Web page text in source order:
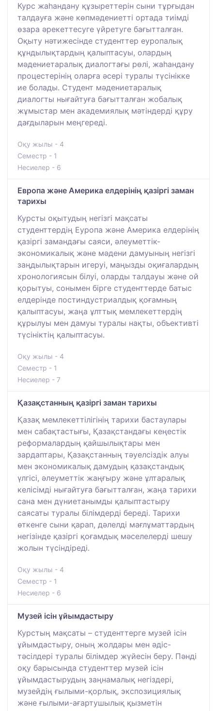
Курс жаһандану құзыреттерін сыни тұрғыдан
талдауға және көпмәдениетті ортада тиімді
өзара әрекеттесуге үйретуге бағытталған.
Оқыту нәтижесінде студенттер еуропалық
құндылықтардың қалыптасуы, олардың
мәдениетаралық диалогтағы рөлі, жаһандану
процестерінің оларға әсері туралы түсінікке
ие болады. Студент мәдениетаралық
диалогты нығайтуға бағытталған жобалық
жұмыстар мен академиялық мәтіндерді құру
дағдыларын меңгереді.
Оқу жылы - 4
Семестр - 1
Несиелер - 6
Европа және Америка елдерінің қазіргі заман
тарихы
Курсты оқытудың негізгі мақсаты
студенттердің Еуропа және Америка елдерінің
қазіргі замандағы саяси, әлеуметтік-
экономикалық және мәдени дамуының негізгі
заңдылықтарын игеруі, маңызды оқиғалардың
хронологиясын білуі, оларды талдауы және ой
қорытуы, сонымен бірге студенттерде батыс
елдерінде постиндустриалдық қоғамның
қалыптасуы, жаңа ұлттық мемлекеттердің
құрылуы мен дамуы туралы нақты, объективті
түсініктің қалыптасуы.
Оқу жылы - 4
Семестр - 1
Несиелер - 7
Қазақстанның қазіргі заман тарихы
Қазақ мемлекеттілігінің тарихи бастаулары
мен сабақтастығы, Қазақстандағы кеңестік
реформалардың қайшылықтары мен
зардаптары, Қазақстанның тәуелсіздік алуы
мен экономикалық дамудың қазақстандық
үлгісі, әлеуметтік жаңғыру және ұлтаралық
келісімді нығайтуға бағытталған, жаңа тарихи
сана мен дүниетанымды қалыптастыру
саясаты туралы білімдерді береді. Тарихи
өткенге сыни қарап, дәлелді мағлұматтардың
негізінде қазіргі қоғамдық мәселелерді шешу
жолын түсіндіреді.
Оқу жылы - 4
Семестр - 1
Несиелер - 6
Музей ісін ұйымдастыру
Курстың мақсаты – студенттерге музей ісін
ұйымдастыру, оның жолдары мен әдіс-
тәсілдері туралы білімдер жүйесін беру. Пәнді
оқу барысында студенттер музей ісін
ұйымдастырудың заңнамалық негіздері,
музейдің ғылыми-қорлық, экспозициялық
және ғылыми-ағартушылық қызметін